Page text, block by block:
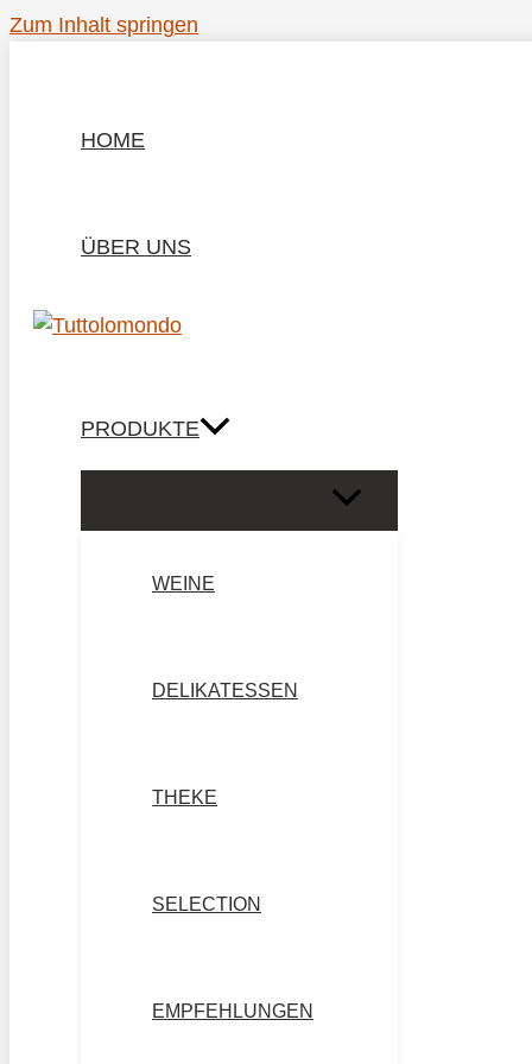
Zum Inhalt springen
HOME
ÜBER UNS
PRODUKTE
WEINE
DELIKATESSEN
THEKE
SELECTION
EMPFEHLUNGEN